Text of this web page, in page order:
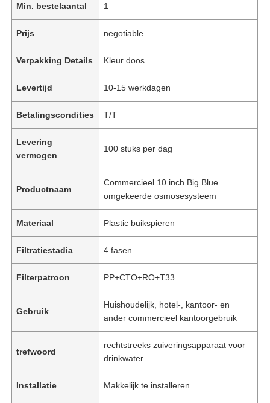
Min. bestelaantal 1
Prijs negotiable
Verpakking Details Kleur doos
Levertijd 10-15 werkdagen
Betalingscondities T/T
Levering
vermogen
100 stuks per dag
Productnaam
Commercieel 10 inch Big Blue
omgekeerde osmosesysteem
Materiaal Plastic buikspieren
Filtratiestadia 4 fasen
Filterpatroon PP+CTO+RO+T33
Gebruik
Huishoudelijk, hotel-, kantoor- en
ander commercieel kantoorgebruik
trefwoord
rechtstreeks zuiveringsapparaat voor
drinkwater
Installatie Makkelijk te installeren